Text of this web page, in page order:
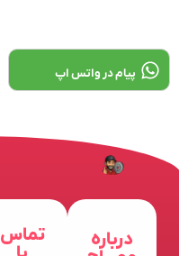
پیام در واتس اپ
درباره تماس